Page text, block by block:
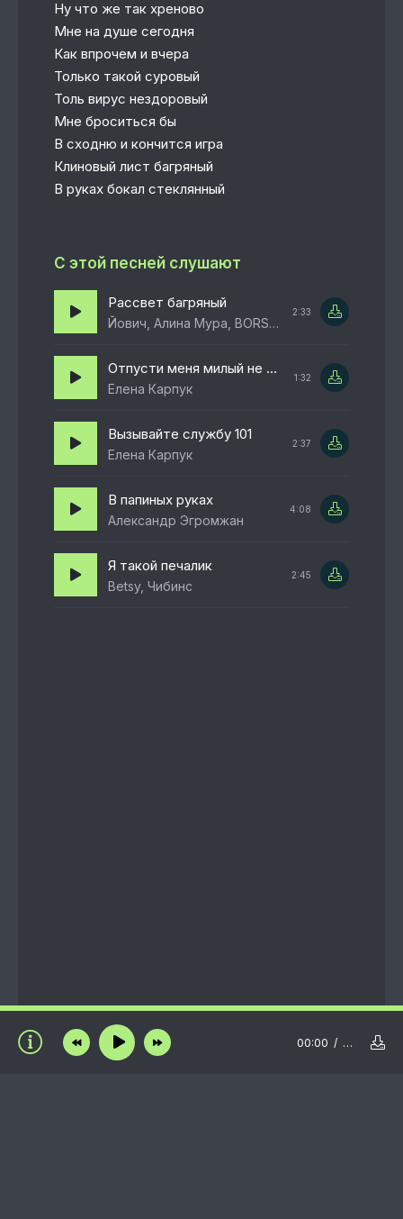
Ну что же так хреново
Мне на душе сегодня
Как впрочем и вчера
Только такой суровый
Толь вирус нездоровый
Мне броситься бы
В сходню и кончится игра
Клиновый лист багряный
В руках бокал стеклянный
С этой песней слушают
Рассвет багряный
Йович, Алина Мура, BORSKIY
2:33
Отпусти меня милый не мучи
Елена Карпук
1:32
Вызывайте службу 101
Елена Карпук
2:37
В папиных руках
Александр Эгромжан
4:08
Я такой печалик
Betsy, Чибинс
2:45
00:00 …